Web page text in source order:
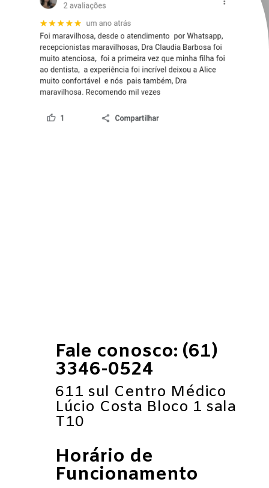
Fale conosco: (61)
3346-0524
611 sul Centro Médico
Lúcio Costa Bloco 1 sala
T10
Horário de
Funcionamento